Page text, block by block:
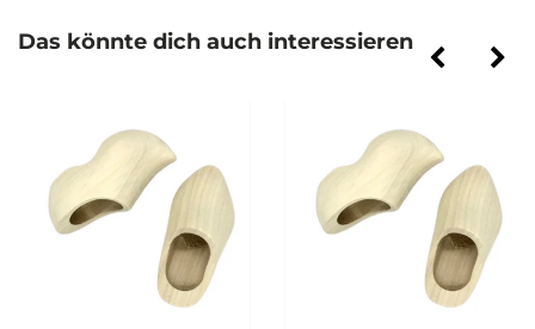
Das könnte dich auch interessieren